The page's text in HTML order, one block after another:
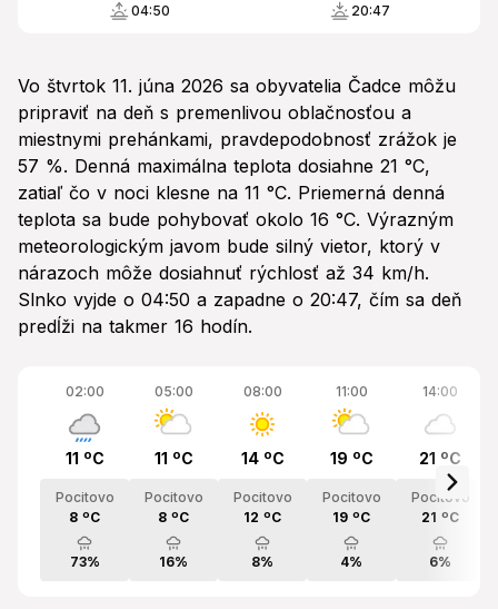
04:50 20:47
Vo štvrtok 11. júna 2026 sa obyvatelia Čadce môžu
pripraviť na deň s premenlivou oblačnosťou a
miestnymi prehánkami, pravdepodobnosť zrážok je
57 %. Denná maximálna teplota dosiahne 21 °C,
zatiaľ čo v noci klesne na 11 °C. Priemerná denná
teplota sa bude pohybovať okolo 16 °C. Výrazným
meteorologickým javom bude silný vietor, ktorý v
nárazoch môže dosiahnuť rýchlosť až 34 km/h.
Slnko vyjde o 04:50 a zapadne o 20:47, čím sa deň
predĺži na takmer 16 hodín.
02:00
11 ºC
Pocitovo
8 ºC
73%
05:00
11 ºC
Pocitovo
8 ºC
16%
08:00
14 ºC
Pocitovo
12 ºC
8%
11:00
19 ºC
Pocitovo
19 ºC
4%
14:00
21 ºC
Pocitovo
21 ºC
6%